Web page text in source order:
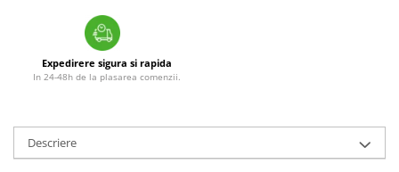
Expedirere sigura si rapida
In 24-48h de la plasarea comenzii.
Descriere